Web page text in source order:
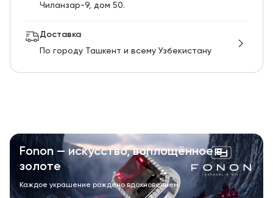
Чиланзар-9, дом 50.
Доставка
По городу Ташкент и всему Узбекистану
Fonon — искусство, воплощённое в
золоте
Каждое украшение рождено вдохновением.